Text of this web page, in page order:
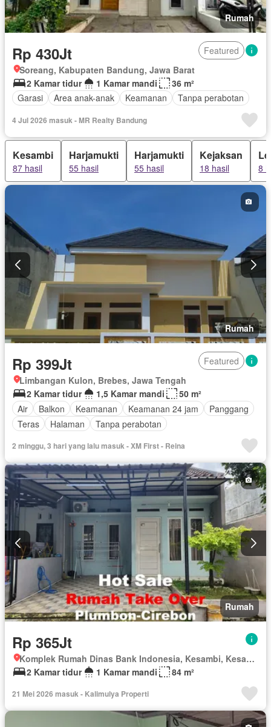
Rumah
Rp 430Jt
Featured
Soreang, Kabupaten Bandung, Jawa Barat
2 Kamar tidur
1 Kamar mandi
36 m²
Garasi
Area anak-anak Keamanan Tanpa perabotan
4 Jul 2026 masuk - MR Realty Bandung
Kesambi
87 hasil
Harjamukti
55 hasil
Harjamukti
55 hasil
Kejaksan
18 hasil 8
Rumah
Rp 399Jt
Featured
Limbangan Kulon, Brebes, Jawa Tengah
2 Kamar tidur
1,5 Kamar mandi
50 m²
Air
Balkon Keamanan Keamanan 24 jam
Panggang
Teras
Halaman Tanpa perabotan
2 minggu, 3 hari yang lalu masuk - XM First - Reina
Rumah
Rp 365Jt
Komplek Rumah Dinas Bank Indonesia, Kesambi, Kesambi, Kota Cirebon, Jawa Barat
2 Kamar tidur
1 Kamar mandi 84 m²
21 Mei 2026 masuk - Kalimulya Properti